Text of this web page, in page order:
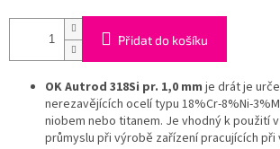
Přidat do košíku
OK Autrod 318Si pr. 1,0 mm je drát je
nerezavějících ocelí typu 18%Cr-8%Ni-
niobem nebo titanem. Je vhodný k použití
průmyslu při výrobě zařízení pracujících